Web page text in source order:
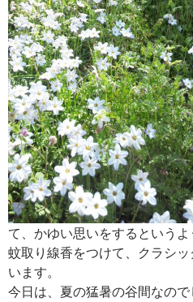
て、かゆい思いをするというよ
蚊取り線香をつけて、クラシ
います。
今日は、夏の猛暑の谷間なの